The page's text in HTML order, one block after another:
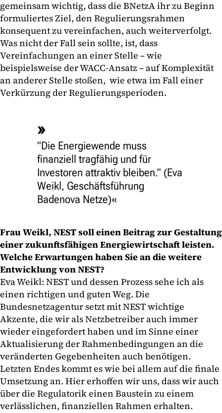
gemeinsam wichtig, dass die BNetzA ihr zu Beginn
formuliertes Ziel, den Regulierungsrahmen
konsequent zu vereinfachen, auch weiterverfolgt.
Was nicht der Fall sein sollte, ist, dass
Vereinfachungen an einer Stelle – wie
beispielsweise der WACC-Ansatz – auf Komplexität
an anderer Stelle stoßen, wie etwa im Fall einer
Verkürzung der Regulierungsperioden.
"Die Energiewende muss
finanziell tragfähig und für
Investoren attraktiv bleiben." (Eva
Weikl, Geschäftsführung
Badenova Netze)
Frau Weikl, NEST soll einen Beitrag zur Gestaltung
einer zukunftsfähigen Energiewirtschaft leisten.
Welche Erwartungen haben Sie an die weitere
Entwicklung von NEST?
Eva Weikl: NEST und dessen Prozess sehe ich als
einen richtigen und guten Weg. Die
Bundesnetzagentur setzt mit NEST wichtige
Akzente, die wir als Netzbetreiber auch immer
wieder eingefordert haben und im Sinne einer
Aktualisierung der Rahmenbedingungen an die
veränderten Gegebenheiten auch benötigen.
Letzten Endes kommt es wie bei allem auf die finale
Umsetzung an. Hier erhoffen wir uns, dass wir auch
über die Regulatorik einen Baustein zu einem
verlässlichen, finanziellen Rahmen erhalten.